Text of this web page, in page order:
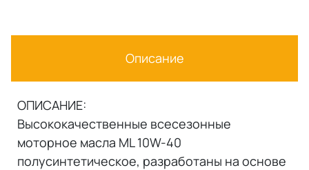
Описание
ОПИСАНИЕ:
Высококачественные всесезонные
моторное масла ML 10W-40
полусинтетическое, разработаны на основе